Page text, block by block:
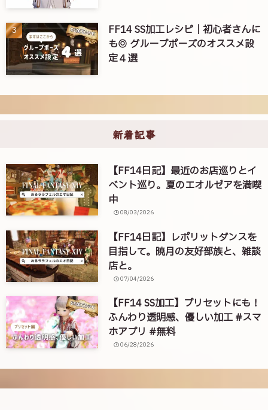
FF14 SS加工レシピ｜初心者さんに
も◎ グループポーズのオススメ設
定４選
新着記事
【FF14日記】最近のお店巡りとイ
ベント巡り。夏のエオルゼアを満喫
中
08/03/2026
【FF14日記】レポリットダンスを
目指して。暁月の友好部族と、雑談
店と。
07/04/2026
【FF14 SS加工】プリセットにも！
ふんわり透明感、優しい加工 #スマ
ホアプリ #無料
06/28/2026